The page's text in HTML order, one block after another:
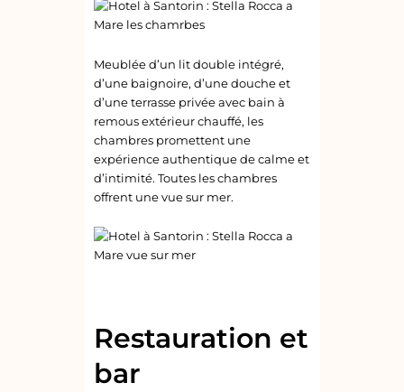
Meublée d’un lit double intégré,
d’une baignoire, d’une douche et
d’une terrasse privée avec bain à
remous extérieur chauffé, les
chambres promettent une
expérience authentique de calme et
d’intimité. Toutes les chambres
offrent une vue sur mer.
Restauration et
bar